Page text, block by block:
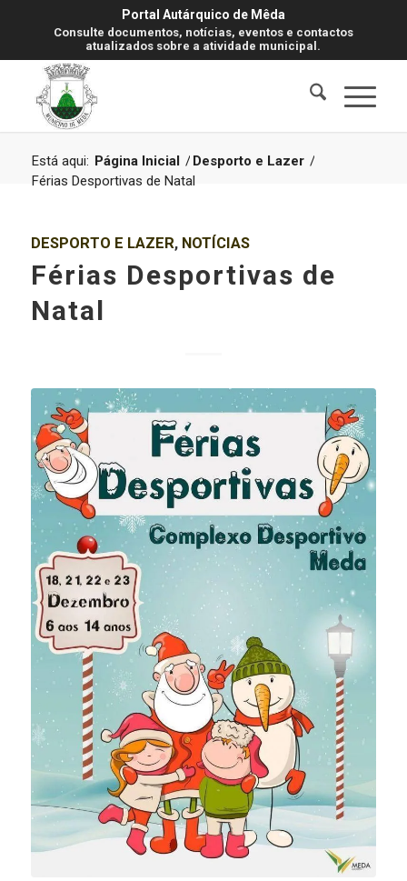
Portal Autárquico de Mêda
Consulte documentos, notícias, eventos e contactos
atualizados sobre a atividade municipal.
Está aqui: Página Inicial / Desporto e Lazer /
Férias Desportivas de Natal
DESPORTO E LAZER, NOTÍCIAS
Férias Desportivas de
Natal